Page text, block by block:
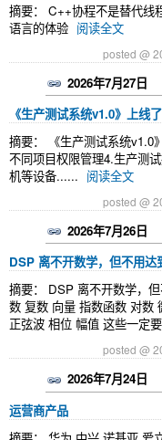
摘要： C++协程不是替代线
语言的体验 阅读全文
posted @
2026年7月27日
《生产测试系统v1.0》上线了
摘要： 《生产测试系统v1.0
不同项目权限管理4.生产测
机等设备...... 阅读全文
posted @
2026年7月26日
DSP 离不开数学，但不用达
摘要： DSP 离不开数学，
数 复数 向量 指数函数 对数
正弦波 相位 幅值 这些一定要
posted @
2026年7月24日
运营商产品